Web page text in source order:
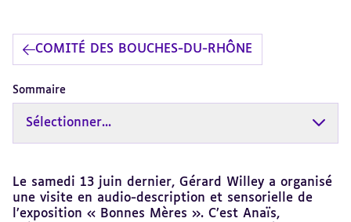
COMITÉ DES BOUCHES-DU-RHÔNE
Sommaire
Sélectionner...
Le samedi 13 juin dernier, Gérard Willey a organisé
une visite en audio-description et sensorielle de
l’exposition « Bonnes Mères ». C’est Anaïs,
au
sommaire